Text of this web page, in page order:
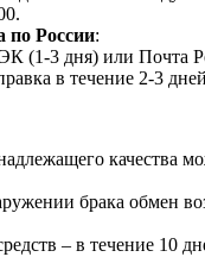
по России:
(1-3 дня) или Почта
в течение 2-3
качества
брака обмен
– в течение 10